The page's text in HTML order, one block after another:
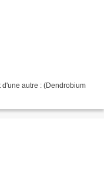
autre : (Dendrobium